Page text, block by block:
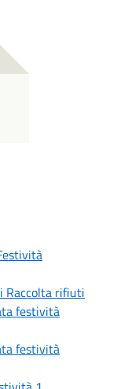
Raccolta rifiuti
festività
festività